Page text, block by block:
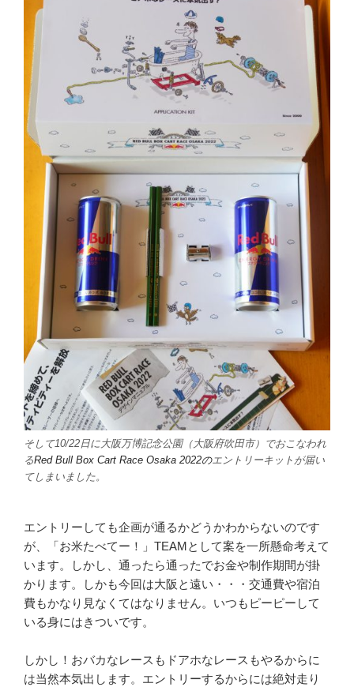
そして10/22日に大阪万博記念公園（大阪府吹田市）でおこなわれ
るRed Bull Box Cart Race Osaka 2022のエントリーキットが届い
てしまいました。
エントリーしても企画が通るかどうかわからないのです
が、「お米たべてー！」TEAMとして案を一所懸命考えて
います。しかし、通ったら通ったでお金や制作期間が掛
かります。しかも今回は大阪と遠い・・・交通費や宿泊
費もかなり見なくてはなりません。いつもピーピーして
いる身にはきついです。
しかし！おバカなレースもドアホなレースもやるからに
は当然本気出します。エントリーするからには絶対走り